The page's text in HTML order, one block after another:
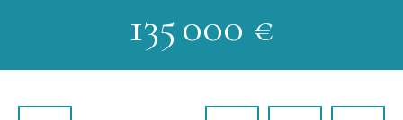
135 000 €